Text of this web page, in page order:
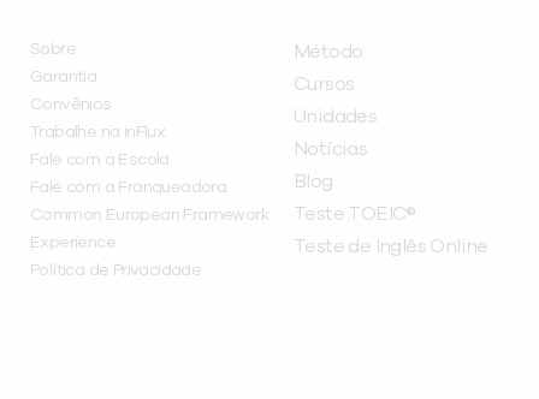
Sobre
Garantia
Convênios
Trabalhe na inFlux
Fale com a Escola
Fale com a Franqueadora
Common European Framework
Experience
Política de Privacidade
Método
Cursos
Unidades
Notícias
Blog
Teste TOEIC®
Teste de Inglês Online